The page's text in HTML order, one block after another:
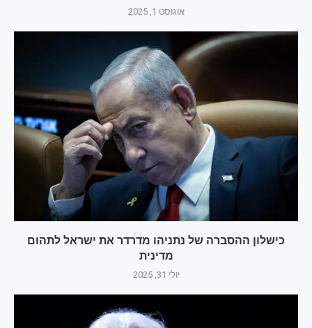
אוגוסט 1, 2025
כישלון ההסברה של נתניהו מדרדר את ישראל לתהום
מדינית
יולי 31, 2025